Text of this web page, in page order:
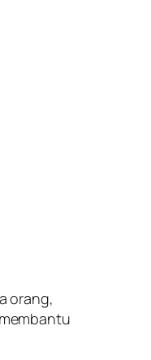
orang,